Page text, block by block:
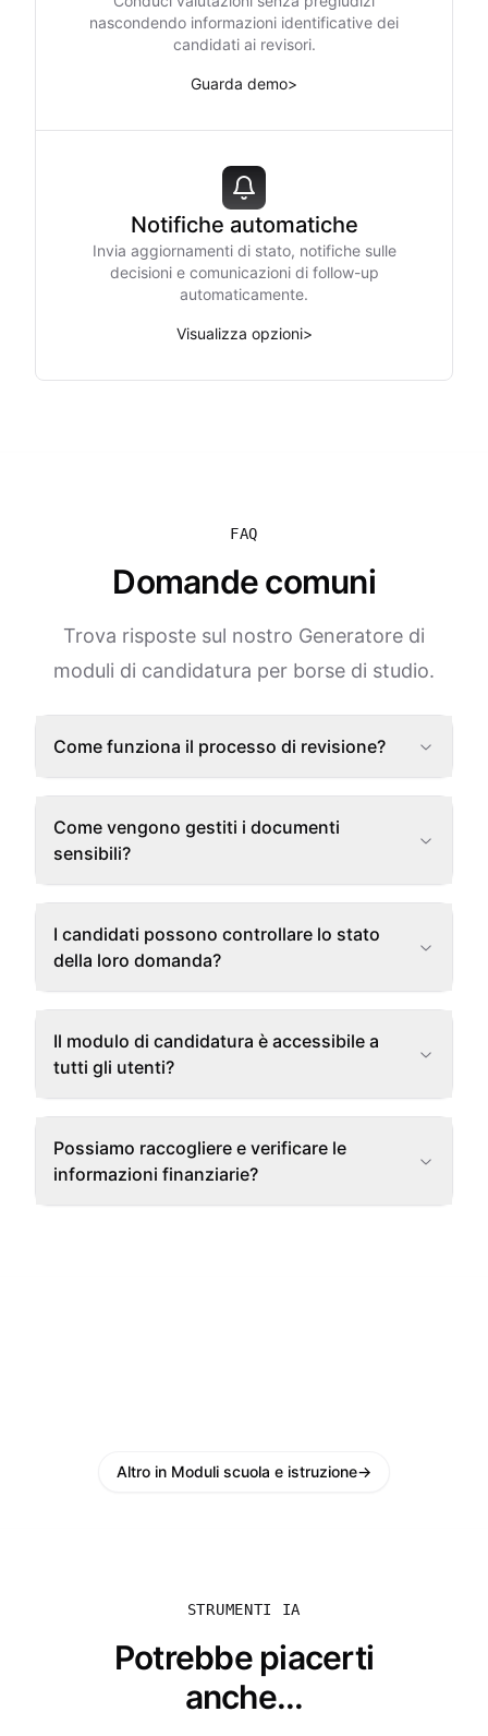
nascondendo informazioni identificative dei
candidati ai revisori.
Guarda demo>
Notifiche automatiche
Invia aggiornamenti di stato, notifiche sulle
decisioni e comunicazioni di follow-up
automaticamente.
Visualizza opzioni>
FAQ
Domande comuni
Trova risposte sul nostro Generatore di
moduli di candidatura per borse di studio.
Come funziona il processo di revisione?
Come vengono gestiti i documenti
sensibili?
I candidati possono controllare lo stato
della loro domanda?
Il modulo di candidatura è accessibile a
tutti gli utenti?
Possiamo raccogliere e verificare le
informazioni finanziarie?
Altro in Moduli scuola e istruzione→
STRUMENTI IA
Potrebbe piacerti
anche...